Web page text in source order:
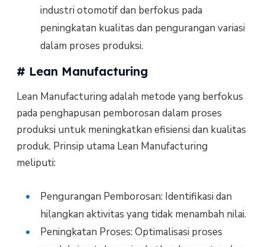
industri otomotif dan berfokus pada
peningkatan kualitas dan pengurangan variasi
dalam proses produksi.
# Lean Manufacturing
Lean Manufacturing adalah metode yang berfokus
pada penghapusan pemborosan dalam proses
produksi untuk meningkatkan efisiensi dan kualitas
produk. Prinsip utama Lean Manufacturing
meliputi:
Pengurangan Pemborosan: Identifikasi dan
hilangkan aktivitas yang tidak menambah nilai.
Peningkatan Proses: Optimalisasi proses